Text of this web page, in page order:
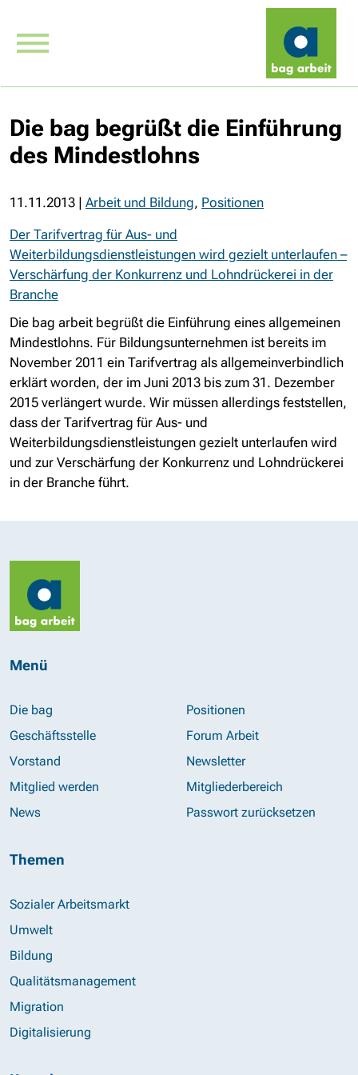
Die bag begrüßt die Einführung
des Mindestlohns
11.11.2013 | Arbeit und Bildung, Positionen
Der Tarifvertrag für Aus- und
Weiterbildungsdienstleistungen wird gezielt unterlaufen –
Verschärfung der Konkurrenz und Lohndrückerei in der
Branche
Die bag arbeit begrüßt die Einführung eines allgemeinen
Mindestlohns. Für Bildungsunternehmen ist bereits im
November 2011 ein Tarifvertrag als allgemeinverbindlich
erklärt worden, der im Juni 2013 bis zum 31. Dezember
2015 verlängert wurde. Wir müssen allerdings feststellen,
dass der Tarifvertrag für Aus- und
Weiterbildungsdienstleistungen gezielt unterlaufen wird
und zur Verschärfung der Konkurrenz und Lohndrückerei
in der Branche führt.
Menü
Die bag
Geschäftsstelle
Vorstand
Mitglied werden
News
Positionen
Forum Arbeit
Newsletter
Mitgliederbereich
Passwort zurücksetzen
Themen
Sozialer Arbeitsmarkt
Umwelt
Bildung
Qualitätsmanagement
Migration
Digitalisierung